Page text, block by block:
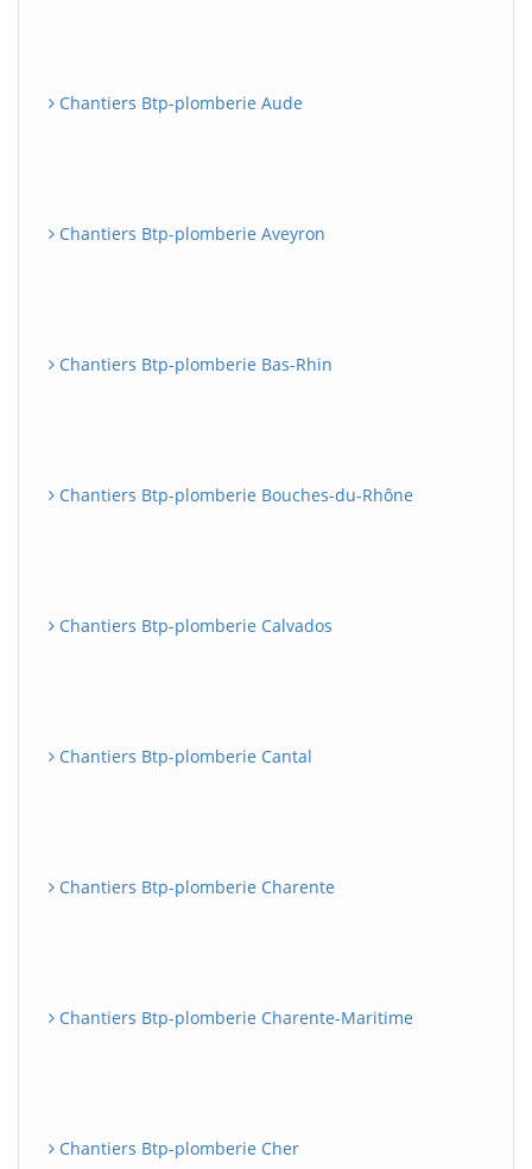
Chantiers Btp-plomberie Aude
Chantiers Btp-plomberie Aveyron
Chantiers Btp-plomberie Bas-Rhin
Chantiers Btp-plomberie Bouches-du-Rhône
Chantiers Btp-plomberie Calvados
Chantiers Btp-plomberie Cantal
Chantiers Btp-plomberie Charente
Chantiers Btp-plomberie Charente-Maritime
Chantiers Btp-plomberie Cher